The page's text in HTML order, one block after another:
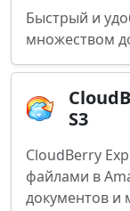
Быстрый и
множеством
S3
CloudBerry
файлами в
документов и